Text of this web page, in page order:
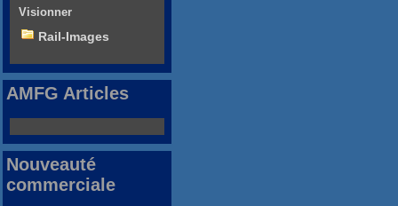
Visionner
Rail-Images
AMFG Articles
Nouveauté
commerciale